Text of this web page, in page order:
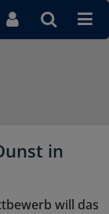
in
will das